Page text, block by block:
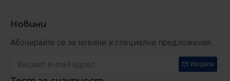
Новини
Абонирайте се за новини и специални предложения.
Изпрати